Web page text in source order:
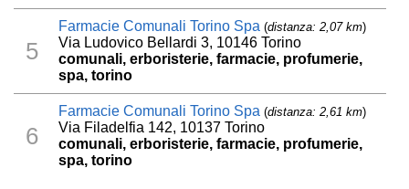
5
Farmacie Comunali Torino Spa (distanza: 2,07 km)
Via Ludovico Bellardi 3, 10146 Torino
comunali, erboristerie, farmacie, profumerie,
spa, torino
6
Farmacie Comunali Torino Spa (distanza: 2,61 km)
Via Filadelfia 142, 10137 Torino
comunali, erboristerie, farmacie, profumerie,
spa, torino